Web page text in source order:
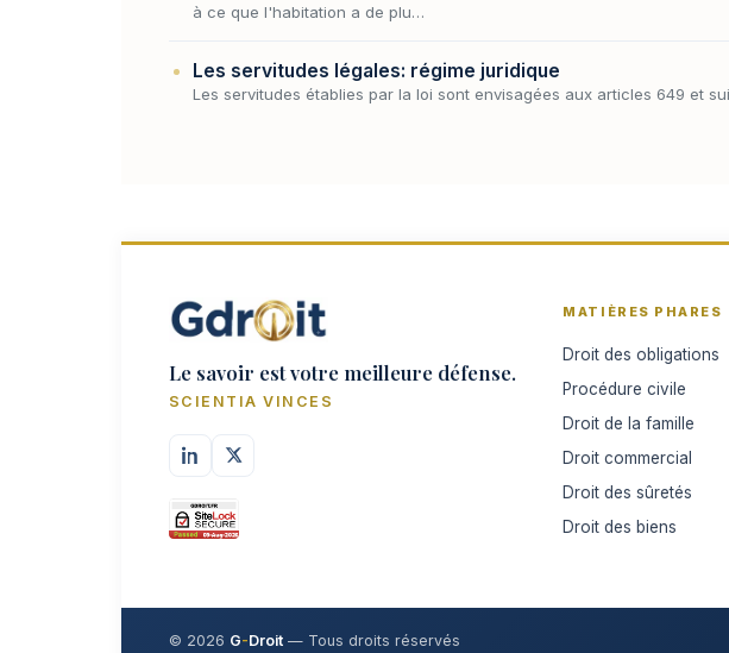
à ce que l'habitation a de plu…
Les servitudes légales: régime juridique
Les servitudes établies par la loi sont envisagées aux articles 649 et
Le savoir est votre meilleure défense.
SCIENTIA VINCES
MATIÈRES PHARES
Droit des obligations
Procédure civile
Droit de la famille
Droit commercial
Droit des sûretés
Droit des biens
© 2026 G-Droit — Tous droits réservés